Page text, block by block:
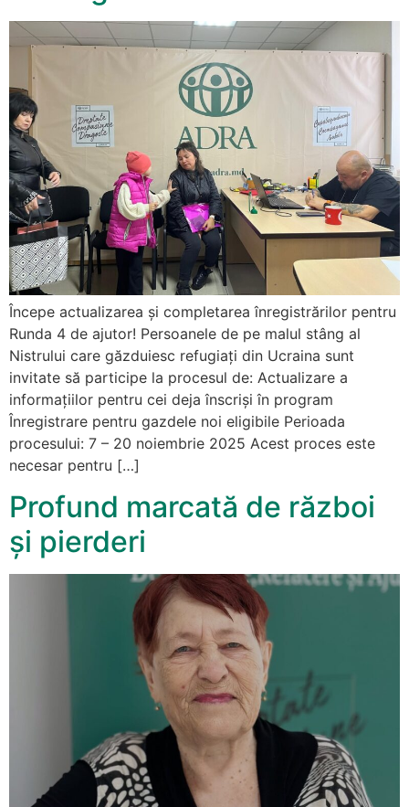
Începe actualizarea și completarea înregistrărilor pentru
Runda 4 de ajutor! Persoanele de pe malul stâng al
Nistrului care găzduiesc refugiați din Ucraina sunt
invitate să participe la procesul de: Actualizare a
informațiilor pentru cei deja înscriși în program
Înregistrare pentru gazdele noi eligibile Perioada
procesului: 7 – 20 noiembrie 2025 Acest proces este
necesar pentru […]
Profund marcată de război
și pierderi